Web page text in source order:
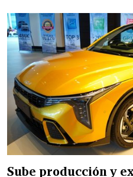
Sube producción y